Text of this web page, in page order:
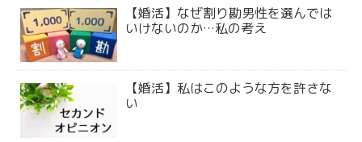
【婚活】なぜ割り勘男性を選んでは
いけないのか…私の考え
【婚活】私はこのような方を許さな
い